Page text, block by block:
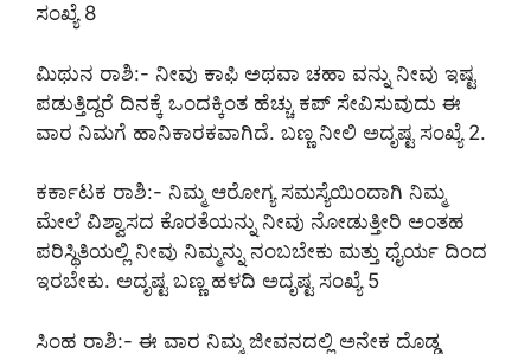
ಸಂಖ್ಯೆ 8
ಮಿಥುನ ರಾಶಿ:- ನೀವು ಕಾಫಿ ಅಥವಾ ಚಹಾ ವನ್ನು ನೀವು ಇಷ್ಟ
ಪಡುತ್ತಿದ್ದರೆ ದಿನಕ್ಕೆ ಒಂದಕ್ಕಿಂತ ಹೆಚ್ಚು ಕಪ್ ಸೇವಿಸುವುದು ಈ
ವಾರ ನಿಮಗೆ ಹಾನಿಕಾರಕವಾಗಿದೆ. ಬಣ್ಣ ನೀಲಿ ಅದೃಷ್ಟ ಸಂಖ್ಯೆ 2.
ಕರ್ಕಾಟಕ ರಾಶಿ:- ನಿಮ್ಮ ಆರೋಗ್ಯ ಸಮಸ್ಯೆಯಿಂದಾಗಿ ನಿಮ್ಮ
ಮೇಲೆ ವಿಶ್ವಾಸದ ಕೊರತೆಯನ್ನು ನೀವು ನೋಡುತ್ತೀರಿ ಅಂತಹ
ಪರಿಸ್ಥಿತಿಯಲ್ಲಿ ನೀವು ನಿಮ್ಮನ್ನು ನಂಬಬೇಕು ಮತ್ತು ಧೈರ್ಯ ದಿಂದ
ಇರಬೇಕು. ಅದೃಷ್ಟ ಬಣ್ಣ ಹಳದಿ ಅದೃಷ್ಟ ಸಂಖ್ಯೆ 5
ಸಿಂಹ ರಾಶಿ:- ಈ ವಾರ ನಿಮ್ಮ ಜೀವನದಲ್ಲಿ ಅನೇಕ ದೊಡ್ಡ